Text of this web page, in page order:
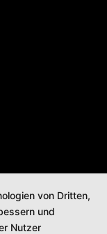
von Dritten,
und
Nutzer